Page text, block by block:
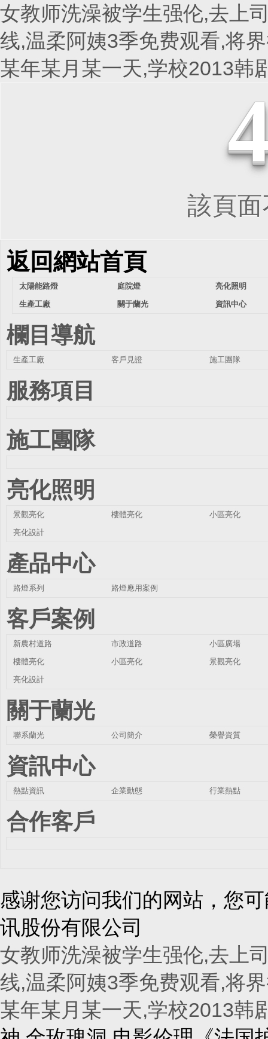
女教师洗澡被学生强伦,去上
线,温柔阿姨3季免费观看,将
某年某月某一天,学校2013韩
該頁面
返回網站首頁
太陽能路燈 庭院燈
亮化照明
生產工廠
關于蘭光 資訊中心
欄目導航
生產工廠 客戶見證 施工團隊
服務項目
施工團隊
亮化照明
景觀亮化 樓體亮化
小區亮化
亮化設計
產品中心
路燈系列 路燈應用案例
客戶案例
新農村道路 市政道路
小區廣場
樓體亮化
小區亮化
景觀亮化
亮化設計
關于蘭光
聯系蘭光 公司簡介 榮譽資質
資訊中心
熱點資訊 企業動態 行業熱點
合作客戶
感谢您访问我们的网站，您
讯股份有限公司
女教师洗澡被学生强伦,去上
线,温柔阿姨3季免费观看,将
某年某月某一天,学校2013韩